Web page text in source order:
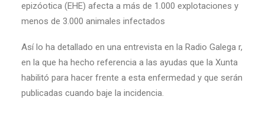
epizóotica (EHE) afecta a más de 1.000 explotaciones y
menos de 3.000 animales infectados
Así lo ha detallado en una entrevista en la Radio Galega r,
en la que ha hecho referencia a las ayudas que la Xunta
habilitó para hacer frente a esta enfermedad y que serán
publicadas cuando baje la incidencia.